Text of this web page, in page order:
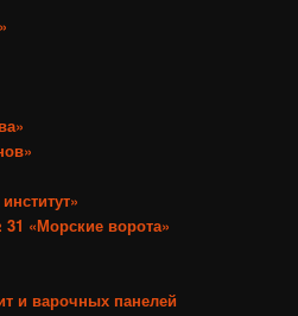
«Морские ворота»
и варочных панелей